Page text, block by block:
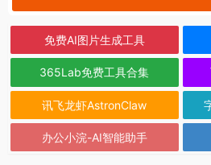
免费AI图片生成工具
365Lab免费工具合集
讯飞龙虾AstronClaw
办公小浣-AI智能助手